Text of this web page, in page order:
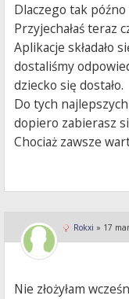
Dlaczego tak późno
Przyjechałaś teraz
Aplikacje składało
dostaliśmy
dziecko się dostało.
Do tych
dopiero zabierasz
Chociaż zawsze
Rokxi » 17
Nie złożyłam